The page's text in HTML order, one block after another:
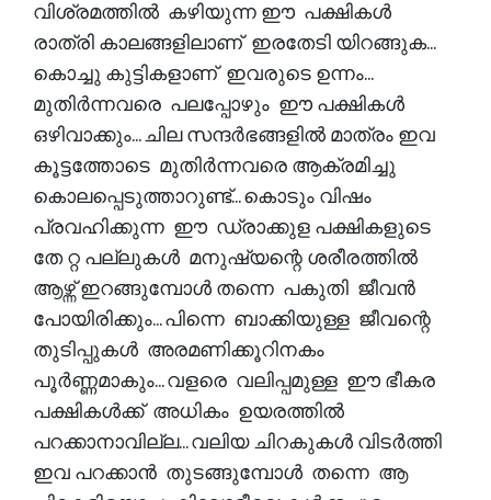
വിശ്രമത്തിൽ കഴിയുന്ന ഈ പക്ഷികൾ
രാത്രി കാലങ്ങളിലാണ് ഇരതേടി യിറങ്ങുക...
കൊച്ചു കുട്ടികളാണ് ഇവരുടെ ഉന്നം...
മുതിർന്നവരെ പലപ്പോഴും ഈ പക്ഷികൾ
ഒഴിവാക്കും... ചില സന്ദർഭങ്ങളിൽ മാത്രം ഇവ
കൂട്ടത്തോടെ മുതിർന്നവരെ ആക്രമിച്ചു
കൊലപ്പെടുത്താറുണ്ട്... കൊടും വിഷം
പ്രവഹിക്കുന്ന ഈ ഡ്രാക്കുള പക്ഷികളുടെ
തേ റ്റ പല്ലുകൾ മനുഷ്യന്റെ ശരീരത്തിൽ
ആഴ്ന്ന് ഇറങ്ങുമ്പോൾ തന്നെ പകുതി ജീവൻ
പോയിരിക്കും... പിന്നെ ബാക്കിയുള്ള ജീവന്റെ
തുടിപ്പുകൾ അരമണിക്കൂറിനകം
പൂർണ്ണമാകും... വളരെ വലിപ്പമുള്ള ഈ ഭീകര
പക്ഷികൾക്ക് അധികം ഉയരത്തിൽ
പറക്കാനാവില്ല... വലിയ ചിറകുകൾ വിടർത്തി
ഇവ പറക്കാൻ തുടങ്ങുമ്പോൾ തന്നെ ആ